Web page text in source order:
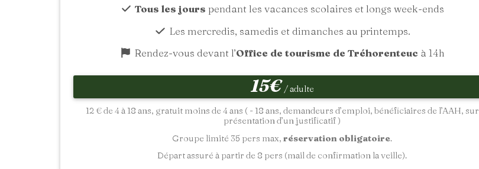
Tous les jours pendant les vacances scolaires et longs week-ends
Les mercredis, samedis et dimanches au printemps.
Rendez-vous devant l’Office de tourisme de Tréhorenteuc à 14h
15€ / adulte
12 € de 4 à 18 ans, gratuit moins de 4 ans ( - 18 ans, demandeurs d’emploi, bénéficiaires de l’AAH, sur
présentation d’un justificatif )
Groupe limité 35 pers max, réservation obligatoire.
Départ assuré à partir de 8 pers (mail de confirmation la veille).